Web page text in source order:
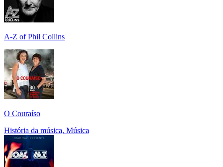
A-Z of Phil Collins
O Couraíso
História da música, Música